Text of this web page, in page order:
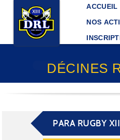
ACCUEIL
NOS
DÉCINES
PARA RUGBY
Panneau de gestion des cookies